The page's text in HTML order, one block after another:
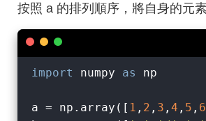
按照 a 的排列順序，將自身的元素
import numpy as np
a = np.array([ 1 , 2 , 3 , 4 , 5 , 6